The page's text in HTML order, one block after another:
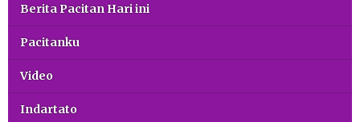
Berita Pacitan Hari ini
Pacitanku
Video
Indartato